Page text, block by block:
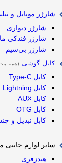
شارژر موبایل و
شارژر دیواری
شارژر فندکی
شارژر بی‌سیم
کابل گوشی (همه
کابل Type-C
کابل Lightning
کابل AUX
کابل OTG
کابل تبدیل و
سایر لوازم جانبی
هندزفری